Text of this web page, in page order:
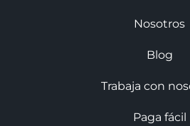
Nosotros
Blog
Trabaja con
Paga fácil